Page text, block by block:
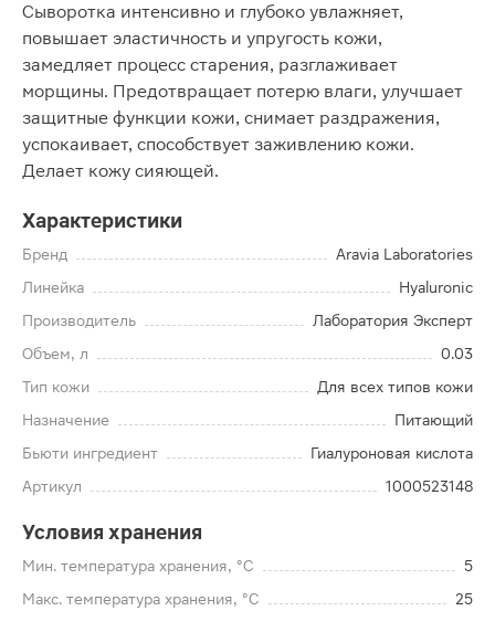
Сыворотка интенсивно и глубоко увлажняет,
повышает эластичность и упругость кожи,
замедляет процесс старения, разглаживает
морщины. Предотвращает потерю влаги, улучшает
защитные функции кожи, снимает раздражения,
успокаивает, способствует заживлению кожи.
Делает кожу сияющей.
Характеристики
Бренд
Aravia Laboratories
Линейка
Hyaluronic
Производитель
Лаборатория Эксперт
Объем, л
0.03
Тип кожи
Для всех типов кожи
Назначение
Питающий
Бьюти ингредиент
Гиалуроновая кислота
Артикул
1000523148
Условия хранения
Мин. температура хранения, °C
5
Макс. температура хранения, °C
25